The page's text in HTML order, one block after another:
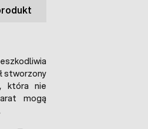
stworzony
która nie
mogą